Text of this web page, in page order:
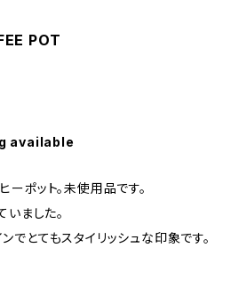
POT
available
ポット。未使用品です。
ました。
でとてもスタイリッシュな印象です。